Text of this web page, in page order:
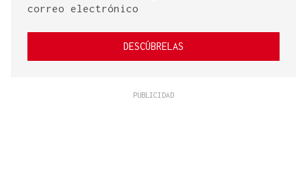
correo electrónico
DESCÚBRELAS